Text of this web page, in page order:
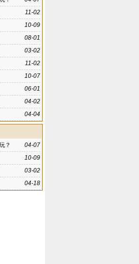
11-02
10-09
08-01
03-02
11-02
10-07
06-01
04-02
04-04
04-07
？
10-09
03-02
04-18